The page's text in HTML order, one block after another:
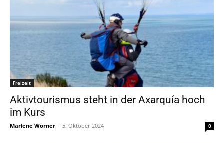
Freizeit
Aktivtourismus steht in der Axarquía hoch
im Kurs
Marlene Wörner - 5. Oktober 2024 0